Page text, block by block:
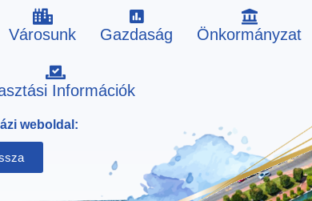
Városunk Gazdaság Önkormányzat
Információk
weboldal: